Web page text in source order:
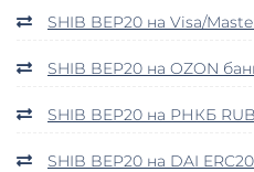
SHIB BEP20 на Visa/
SHIB BEP20 на OZON
SHIB BEP20 на РНКБ RUB
SHIB BEP20 на DAI ERC20